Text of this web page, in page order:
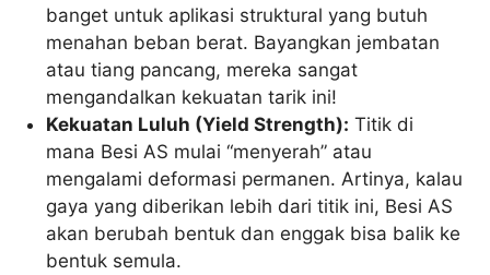
banget untuk aplikasi struktural yang butuh
menahan beban berat. Bayangkan jembatan
atau tiang pancang, mereka sangat
mengandalkan kekuatan tarik ini!
Kekuatan Luluh (Yield Strength): Titik di
mana Besi AS mulai “menyerah” atau
mengalami deformasi permanen. Artinya, kalau
gaya yang diberikan lebih dari titik ini, Besi AS
akan berubah bentuk dan enggak bisa balik ke
bentuk semula.